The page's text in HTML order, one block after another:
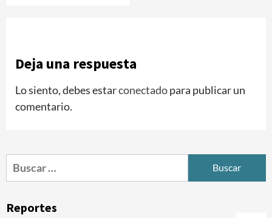
Deja una respuesta
Lo siento, debes estarconectadopara publicar un
comentario.
Buscar:
Reportes